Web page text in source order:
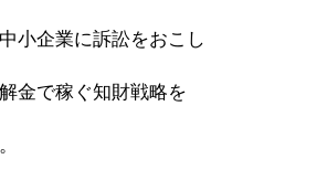
小企業に訴訟をおこし
金で稼ぐ知財戦略を